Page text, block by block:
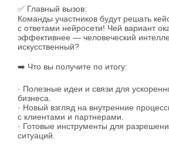
✅ Главный вызов:
Команды участников будут решать
с ответами нейросети! Чей вариант
эффективнее — человеческий
искусственный?
➡ ️ Что вы получите по итогу:
· Полезные идеи и связи для
бизнеса.
· Новый взгляд на внутренние
с клиентами и партнерами.
· Готовые инструменты для
ситуаций.